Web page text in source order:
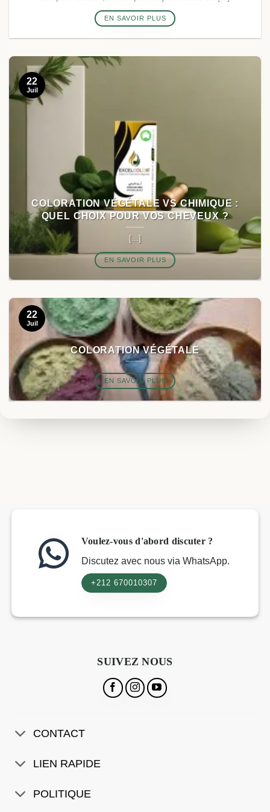
EN SAVOIR PLUS
COLORATION VÉGÉTALE VS CHIMIQUE :
QUEL CHOIX POUR VOS CHEVEUX ?
[...]
EN SAVOIR PLUS
22
Juil
COLORATION VÉGÉTALE
EN SAVOIR PLUS
22
Juil
Voulez-vous d'abord discuter ?
Discutez avec nous via WhatsApp.
+212 670010307
SUIVEZ NOUS
CONTACT
LIEN RAPIDE
POLITIQUE